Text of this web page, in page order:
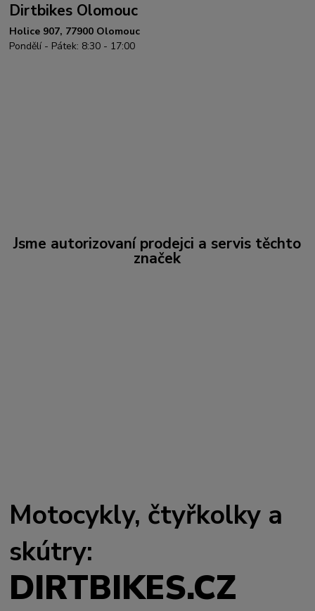
Dirtbikes Olomouc
Holice 907, 77900 Olomouc
Pondělí - Pátek: 8:30 - 17:00
Jsme autorizovaní prodejci a servis těchto
značek
Motocykly, čtyřkolky a
skútry:
DIRTBIKES.CZ